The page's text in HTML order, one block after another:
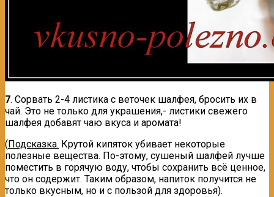
7. Сорвать 2-4 листика с веточек шалфея, бросить их в
чай. Это не только для украшения,- листики свежего
шалфея добавят чаю вкуса и аромата!
(Подсказка. Крутой кипяток убивает некоторые
полезные вещества. По-этому, сушеный шалфей лучше
поместить в горячую воду, чтобы сохранить всё ценное,
что он содержит. Таким образом, напиток получится не
только вкусным, но и с пользой для здоровья).